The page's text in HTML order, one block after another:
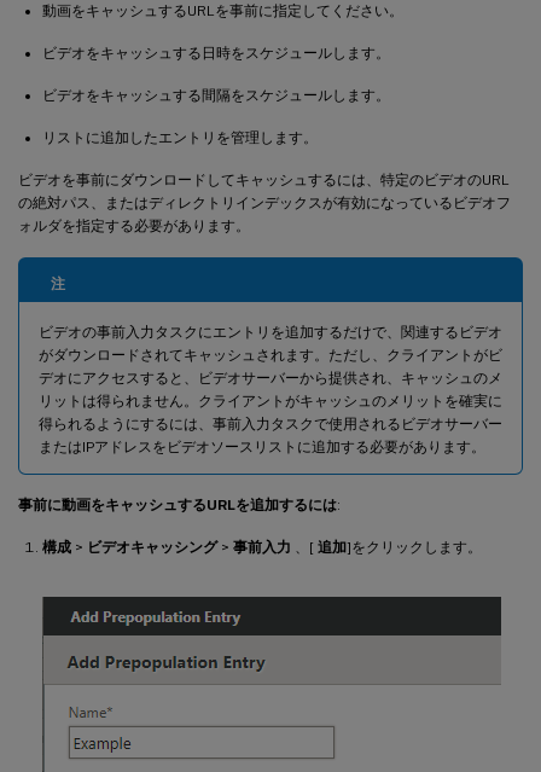
動画をキャッシュするURLを事前に指定してください。
ビデオをキャッシュする日時をスケジュールします。
ビデオをキャッシュする間隔をスケジュールします。
リストに追加したエントリを管理します。
ビデオを事前にダウンロードしてキャッシュするには、特定のビデオのURL
の絶対パス、またはディレクトリインデックスが有効になっているビデオフ
ォルダを指定する必要があります。
注
ビデオの事前入力タスクにエントリを追加するだけで、関連するビデオ
がダウンロードされてキャッシュされます。ただし、クライアントがビ
デオにアクセスすると、ビデオサーバーから提供され、キャッシュのメ
リットは得られません。クライアントがキャッシュのメリットを確実に
得られるようにするには、事前入力タスクで使用されるビデオサーバー
またはIPアドレスをビデオソースリストに追加する必要があります。
事前に動画をキャッシュするURLを追加するには:
構成 > ビデオキャッシング> 事前入力 、[ 追加]をクリックします。